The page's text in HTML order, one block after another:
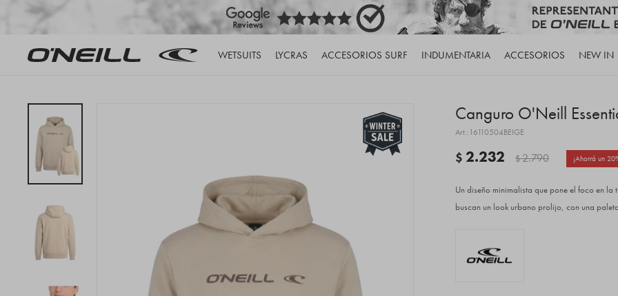
WETSUITS LYCRAS ACCESORIOS SURF INDUMENTARIA ACCESORIOS NEW IN
Canguro O'Neill
16110504BEIGE
$ 2.232 $2.790 20
Un diseño minimalista que pone el foco en
buscan un look urbano prolijo, con una